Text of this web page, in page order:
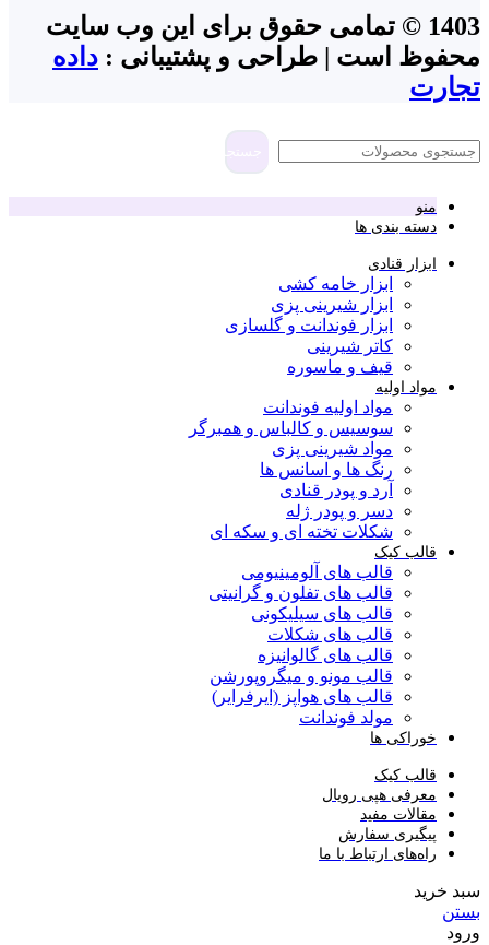
1403 © تمامی حقوق برای این وب سایت
محفوظ است | طراحی و پشتیبانی : داده
تجارت
منو
دسته بندی ها
ابزار قنادی
ابزار خامه کشی
ابزار شیرینی پزی
ابزار فوندانت و گلسازی
کاتر شیرینی
قیف و ماسوره
مواد اولیه
مواد اولیه فوندانت
سوسیس و کالباس و همبرگر
مواد شیرینی پزی
رنگ ها و اسانس ها
آرد و پودر قنادی
دسر و پودر ژله
شکلات تخته ای و سکه ای
قالب کیک
قالب های آلومینیومی
قالب های تفلون و گرانیتی
قالب های سیلیکونی
قالب های شکلات
قالب های گالوانیزه
قالب مونو و میگروپورشن
قالب های هواپز (ایرفرایر)
مولد فوندانت
خوراکی ها
قالب کیک
معرفی هپی رویال
مقالات مفید
پیگیری سفارش
راه‌های ارتباط با ما
سبد خرید
بستن
ورود